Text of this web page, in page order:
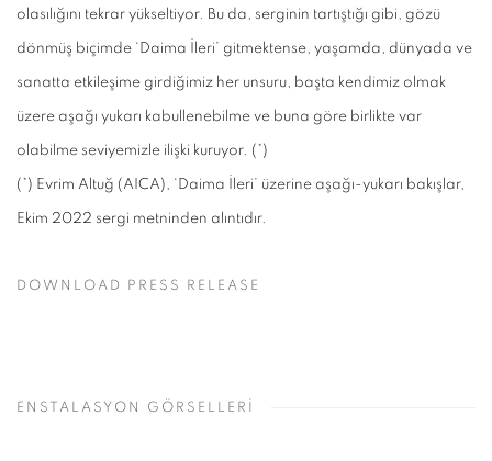
olasılığını tekrar yükseltiyor. Bu da, serginin tartıştığı gibi, gözü
dönmüş biçimde ‘Daima İleri’ gitmektense, yaşamda, dünyada ve
sanatta etkileşime girdiğimiz her unsuru, başta kendimiz olmak
üzere aşağı yukarı kabullenebilme ve buna göre birlikte var
olabilme seviyemizle ilişki kuruyor. (*)
(*) Evrim Altuğ (AICA), ‘Daima İleri’ üzerine aşağı-yukarı bakışlar,
Ekim 2022 sergi metninden alıntıdır.
DOWNLOAD PRESS RELEASE
ENSTALASYON GÖRSELLERİ